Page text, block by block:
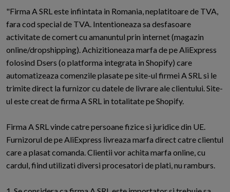
"Firma A SRL este infiintata in Romania, neplatitoare de TVA,
fara cod special de TVA. Intentioneaza sa desfasoare
activitate de comert cu amanuntul prin internet (magazi­n
online/dropshipping). Achizitioneaza marfa de pe AliExpress
folosind Dsers (o platforma integrata in Shopify) care
automatizeaza comenzile plasate pe site-ul firmei A SRL si le
trimite direct la furnizor cu datele de livrare ale clientului. Site-
ul este creat de firma A SRL in totalitate pe Shopify.
Firma A SRL vinde catre persoane fizice si juridice din UE.
Furnizorul de pe AliExpress livreaza marfa direct catre clientul
care a plasat comanda. Clientii vor achita marfa online, cu
cardul, fiind utilizati diversi procesatori de plati, nu ramburs.